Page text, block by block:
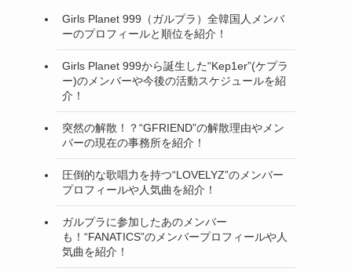
Girls Planet 999（ガルプラ）全韓国人メンバ
ーのプロフィールと順位を紹介！
Girls Planet 999から誕生した“Kep1er”(ケプラ
ー)のメンバーや今後の活動スケジュールを紹
介！
突然の解散！？“GFRIEND”の解散理由やメン
バーの現在の事務所を紹介！
圧倒的な歌唱力を持つ“LOVELYZ”のメンバー
プロフィールや人気曲を紹介！
ガルプラに参加したあのメンバー
も！“FANATICS”のメンバープロフィールや人
気曲を紹介！